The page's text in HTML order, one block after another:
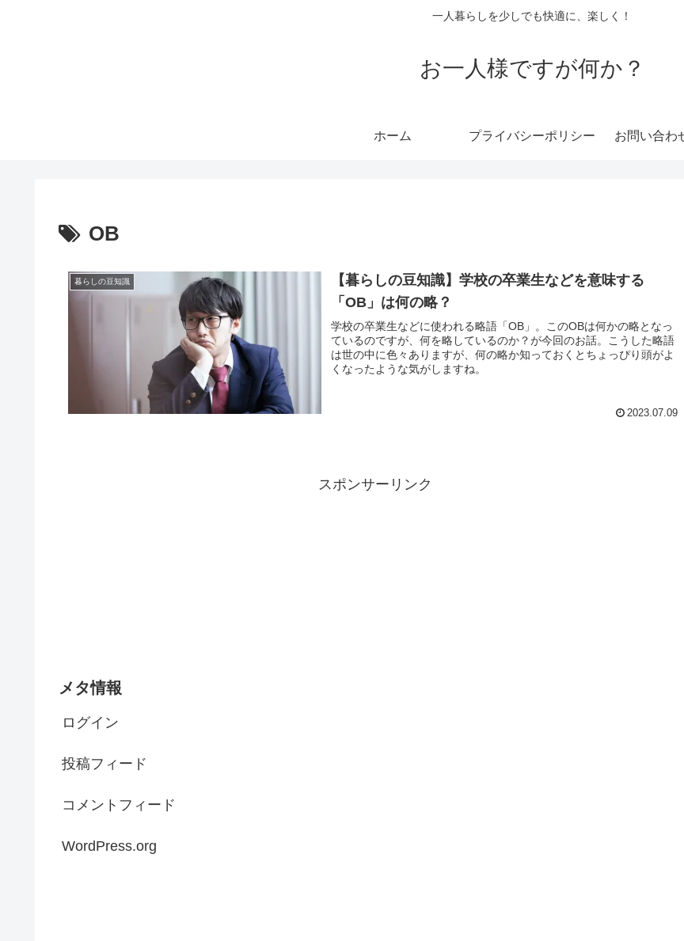
一人暮らしを少しでも快適に、楽しく！
お一人様ですが何か？
ホーム プライバシーポリシー お問い合わ
OB
暮らしの豆知識
【暮らしの豆知識】学校の卒業生などを意味する
「OB」は何の略？
学校の卒業生などに使われる略語「OB」。このOBは何かの略となっ
ているのですが、何を略しているのか？が今回のお話。こうした略語
は世の中に色々ありますが、何の略か知っておくとちょっぴり頭がよ
くなったような気がしますね。
2023.07.09
スポンサーリンク
メタ情報
ログイン
投稿フィード
コメントフィード
WordPress.org